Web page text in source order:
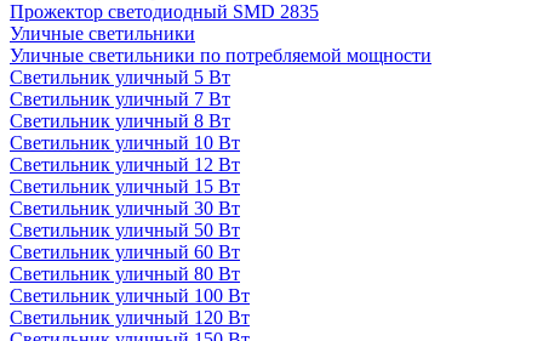
Прожектор светодиодный SMD 2835
Уличные светильники
Уличные светильники по потребляемой мощности
Светильник уличный 5 Вт
Светильник уличный 7 Вт
Светильник уличный 8 Вт
Светильник уличный 10 Вт
Светильник уличный 12 Вт
Светильник уличный 15 Вт
Светильник уличный 30 Вт
Светильник уличный 50 Вт
Светильник уличный 60 Вт
Светильник уличный 80 Вт
Светильник уличный 100 Вт
Светильник уличный 120 Вт